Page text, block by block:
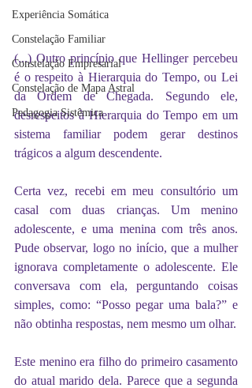
Experiência Somática
Constelação Familiar
Constelação Empresarial
Constelação de Mapa Astral
Pedagogia Sistêmica
(...) Outro princípio que Hellinger percebeu
é o respeito à Hierarquia do Tempo, ou Lei
da Ordem de Chegada. Segundo ele,
desrespeitos à Hierarquia do Tempo em um
sistema familiar podem gerar destinos
trágicos a algum descendente.
Certa vez, recebi em meu consultório um
casal com duas crianças. Um menino
adolescente, e uma menina com três anos.
Pude observar, logo no início, que a mulher
ignorava completamente o adolescente. Ele
conversava com ela, perguntando coisas
simples, como: “Posso pegar uma bala?” e
não obtinha respostas, nem mesmo um olhar.
Este menino era filho do primeiro casamento
do atual marido dela. Parece que a segunda